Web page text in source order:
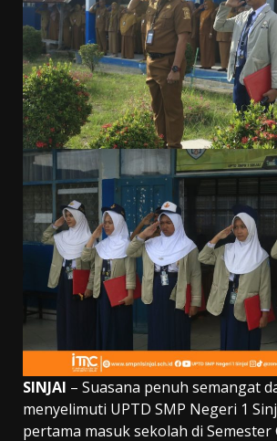
SINJAI – Suasana penuh semangat
menyelimuti UPTD SMP Negeri 1
pertama masuk sekolah di Semester